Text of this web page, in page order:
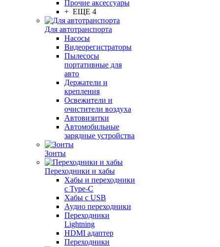
Прочие аксессуары
+ ЕЩЕ 4
Для автотранспорта
Насосы
Видеорегистраторы
Пылесосы
портативные для
авто
Держатели и
крепления
Освежители и
очистители воздуха
Автовизитки
Автомобильные
зарядные устройства
Зонты
Переходники и хабы
Хабы и переходники
с Type-C
Хабы с USB
Аудио переходники
Переходники
Lightning
HDMI адаптер
Переходники